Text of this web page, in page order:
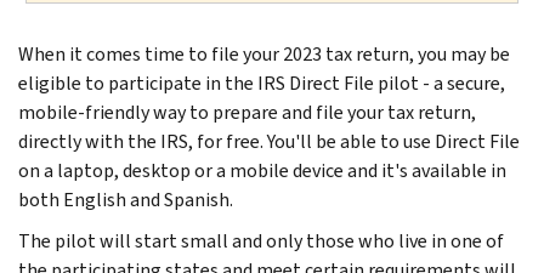
When it comes time to file your 2023 tax return, you may be
eligible to participate in the IRS Direct File pilot - a secure,
mobile-friendly way to prepare and file your tax return,
directly with the IRS, for free. You'll be able to use Direct File
on a laptop, desktop or a mobile device and it's available in
both English and Spanish.
The pilot will start small and only those who live in one of